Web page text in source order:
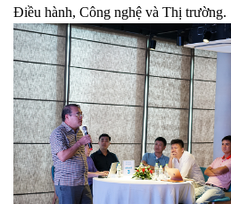
Điều hành, Công nghệ và Thị trường.